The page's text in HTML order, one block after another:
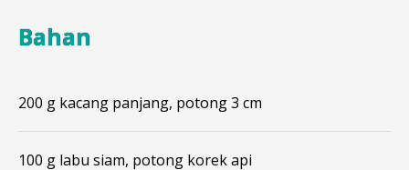
Bahan
200 g kacang panjang, potong 3 cm
100 g labu siam, potong korek api